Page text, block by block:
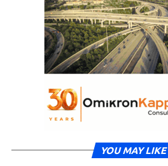
YOU MAY LIKE